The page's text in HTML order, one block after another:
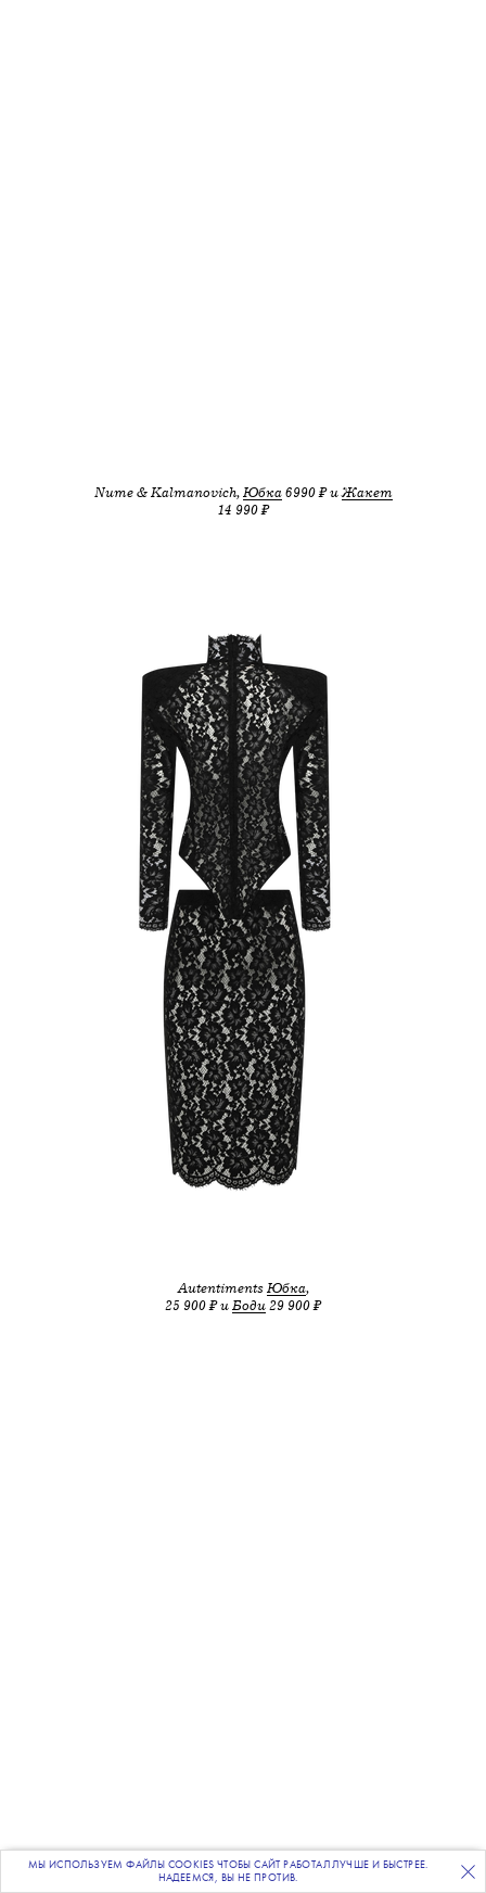
ПОДПИСЫВАЙТЕСЬНА НАШУ ВЕЧЕРНЮЮ РАССЫЛКУ
Nume & Kalmanovich,Юбка6990 ₽ иЖакет
14 990 ₽
AutentimentsЮбка,
25 900 ₽ иБоди29 900 ₽
МЫ ИСПОЛЬЗУЕМ ФАЙЛЫ COOKIES ЧТОБЫ САЙТ РАБОТАЛ ЛУЧШЕ И БЫСТРЕЕ.
НАДЕЕМСЯ, ВЫ НЕ ПРОТИВ.